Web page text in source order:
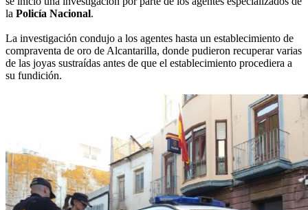
la Policía Nacional.
La investigación condujo a los agentes hasta un establecimiento de
compraventa de oro de Alcantarilla, donde pudieron recuperar varias
de las joyas sustraídas antes de que el establecimiento procediera a
su fundición.